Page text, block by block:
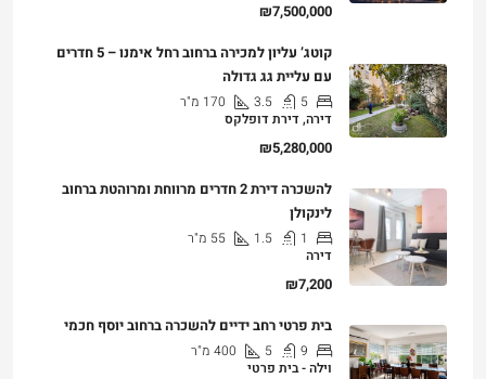
₪7,500,000
קוטג’ עליון למכירה ברחוב רחל אימנו – 5 חדרים
עם עליית גג גדולה
5
3.5
170 מ"ר
דירה, דירת דופלקס
₪5,280,000
להשכרה דירת 2 חדרים מרווחת ומרוהטת ברחוב
לינקולן
1
1.5
55 מ"ר
דירה
₪7,200
בית פרטי רחב ידיים להשכרה ברחוב יוסף חכמי
9
5
400 מ"ר
וילה - בית פרטי